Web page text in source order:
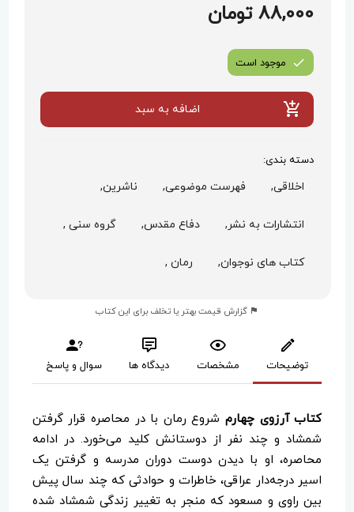
88,000 تومان
موجود است
اضافه به سبد
دسته بندی:
اخلاقی, فهرست موضوعی, ناشرین,
انتشارات به نشر, دفاع مقدس, گروه سنی ,
کتاب های نوجوان, رمان ,
گزارش قیمت بهتر یا تخلف برای این کتاب
توضیحات مشخصات دیدگاه ها سوال و پاسخ
کتاب آرزوی چهارم شروع رمان با در محاصره قرار گرفتن
شمشاد و چند نفر از دوستانش کلید می‌خورد. در ادامه
محاصره، او با دیدن دوست دوران مدرسه و گرفتن یک
اسیر درجه‌دار عراقی، خاطرات و حوادثی که چند سال پیش
بین راوی و مسعود که منجر به تغییر زندگی شمشاد شده